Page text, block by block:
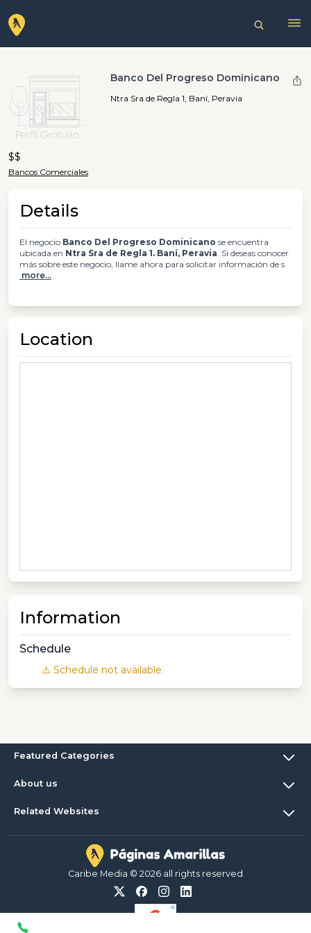
Banco Del Progreso Dominicano
Ntra Sra de Regla 1, Baní, Peravia
$$
Bancos Comerciales
Details
El negocio Banco Del Progreso Dominicano se encuentra
ubicada en Ntra Sra de Regla 1. Baní, Peravia. Si deseas conocer
más sobre este negocio, llame ahora para solicitar información de s
more...
Location
Information
Schedule
⚠️ Schedule not available
Featured Categories
About us
Related Websites
Caribe Media © 2026 all rights reserved